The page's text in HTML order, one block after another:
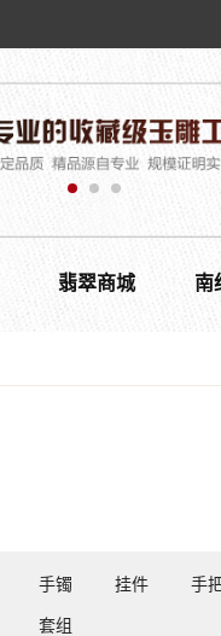
翡翠商城 南
手镯 挂件 手
套组